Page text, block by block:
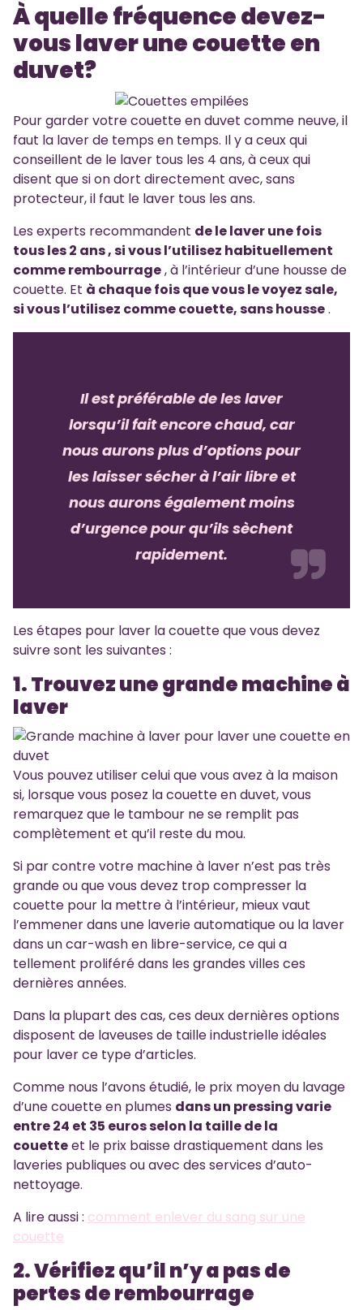
À quelle fréquence devez-
vous laver une couette en
duvet?
Pour garder votre couette en duvet comme neuve, il
faut la laver de temps en temps. Il y a ceux qui
conseillent de le laver tous les 4 ans, à ceux qui
disent que si on dort directement avec, sans
protecteur, il faut le laver tous les ans.
Les experts recommandent de le laverune fois
tous les 2 ans, si vous l’utilisez habituellement
comme rembourrage, à l’intérieur d’une housse de
couette. Et à chaque fois que vous le voyez sale,
si vous l’utilisez comme couette, sans housse.
Il est préférable de les laver
lorsqu’il fait encore chaud, car
nous aurons plus d’options pour
les laisser sécher à l’air libre et
nous aurons également moins
d’urgence pour qu’ils sèchent
rapidement.
Les étapes pour laver la couette que vous devez
suivre sont les suivantes :
1. Trouvez une grande machine à
laver
Vous pouvez utiliser celui que vous avez à la maison
si, lorsque vous posez la couette en duvet, vous
remarquez que le tambour ne se remplit pas
complètement et qu’il reste du mou.
Si par contre votre machine à laver n’est pas très
grande ou que vous devez trop compresser la
couette pour la mettre à l’intérieur, mieux vaut
l’emmener dans une laverie automatique ou la laver
dans un car-wash en libre-service, ce qui a
tellement proliféré dans les grandes villes ces
dernières années.
Dans la plupart des cas, ces deux dernières options
disposent de laveuses de taille industrielle idéales
pour laver ce type d’articles.
Comme nous l’avons étudié, le prix moyen du lavage
d’une couette en plumes dans un pressing varie
entre 24 et 35 euros selon la taille de la
couetteet le prix baisse drastiquement dans les
laveries publiques ou avec des services d’auto-
nettoyage.
A lire aussi : comment enlever du sang sur une
couette
2. Vérifiez qu’il n’y a pas de
pertes de rembourrage